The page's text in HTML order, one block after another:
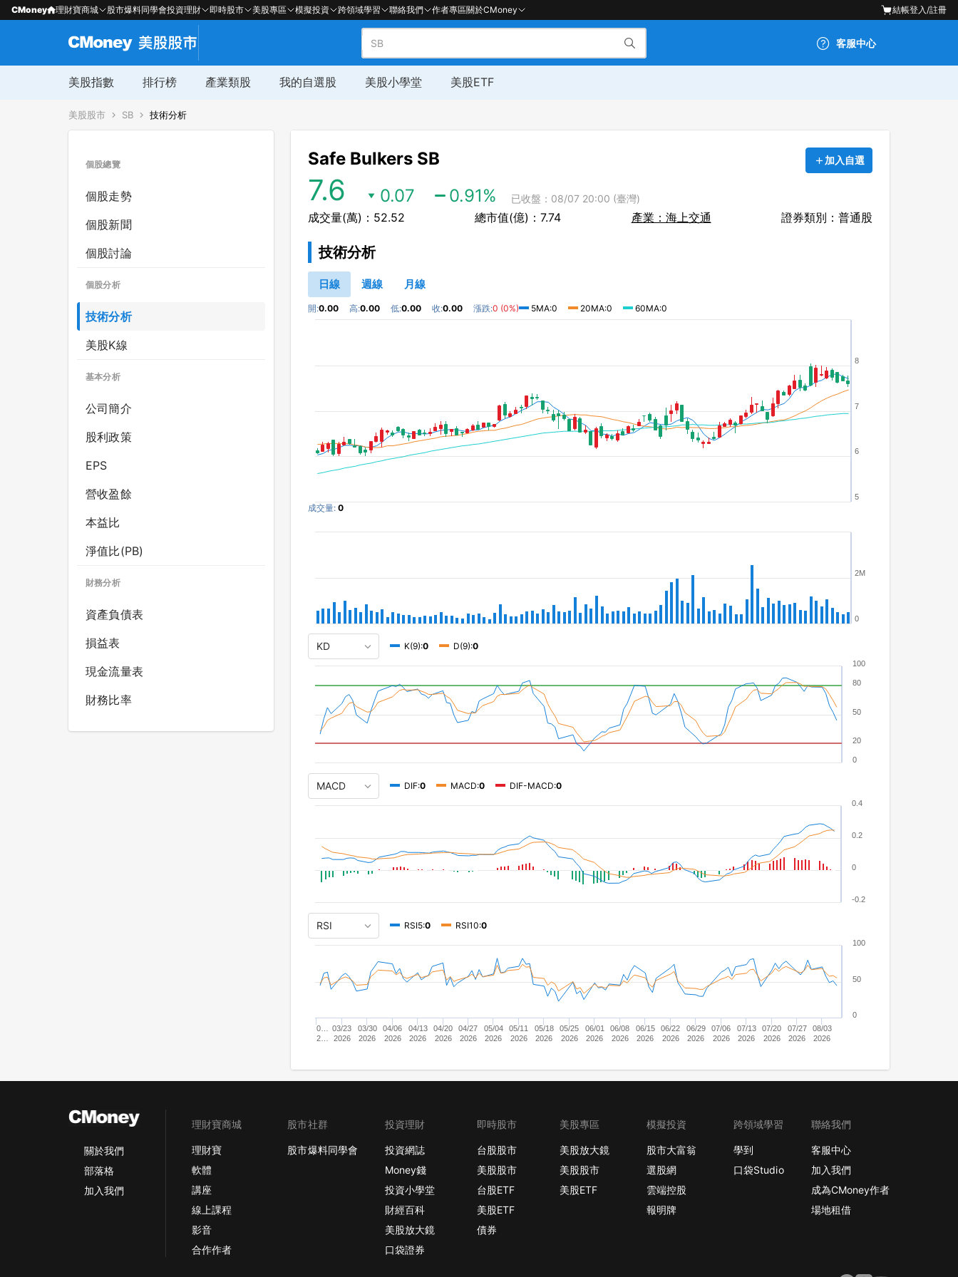
CMoney 理財寶商城 股市爆料同學會投資理財 即時股市 美股專區 模擬投資 跨領域學習 聯絡我們 作者專區關於CMoney 結帳登入/註冊
客服中心
美股指數 排行榜 產業類股 我的自選股 美股小學堂 美股ETF
美股股市 SB 技術分析
個股總覽
個股走勢
個股新聞
個股討論
個股分析
技術分析
美股K線
基本分析
公司簡介
股利政策
EPS
營收盈餘
本益比
淨值比(PB)
財務分析
資產負債表
損益表
現金流量表
財務比率
Safe Bulkers SB 加入自選
7.6 0.07 0.91% 已收盤：08/07 20:00 (臺灣)
成交量(萬)：52.52 總市值(億)：7.74 產業：海上交通 證券類別：普通股
技術分析
日線 週線 月線
開:0.00 高:0.00 低:0.00 收:0.00 漲跌:0 (0%) 5MA:0 20MA:0 60MA:0
成交量: 0
5
6
7
8
0
2M
K(9):0 D(9):0
0
20
50
80
100
DIF:0 MACD:0 DIF-MACD:0
-0.2
0
0.2
0.4
RSI5:0 RSI10:0
0…
2…
03/23
2026
03/30
2026
04/06
2026
04/13
2026
04/20
2026
04/27
2026
05/04
2026
05/11
2026
05/18
2026
05/25
2026
06/01
2026
06/08
2026
06/15
2026
06/22
2026
06/29
2026
07/06
2026
07/13
2026
07/20
2026
07/27
2026
08/03
2026
0
50
100
關於我們
部落格
加入我們
理財寶商城
理財寶
軟體
講座
線上課程
影音
合作作者
股市社群
股市爆料同學會
投資理財
投資網誌
Money錢
投資小學堂
財經百科
美股放大鏡
口袋證券
即時股市
台股股市
美股股市
台股ETF
美股ETF
債券
美股專區
美股放大鏡
美股股市
美股ETF
模擬投資
股市大富翁
選股網
雲端控股
報明牌
跨領域學習
學到
口袋Studio
聯絡我們
客服中心
加入我們
成為CMoney作者
場地租借